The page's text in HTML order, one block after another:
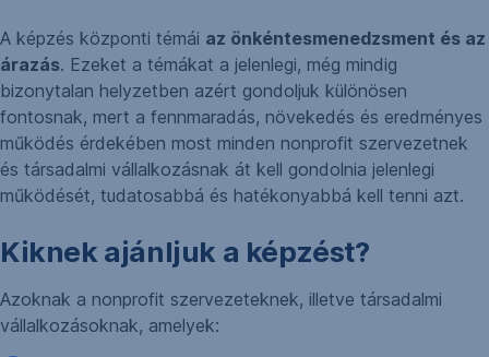
A képzés központi témái az önkéntesmenedzsment és az
árazás. Ezeket a témákat a jelenlegi, még mindig
bizonytalan helyzetben azért gondoljuk különösen
fontosnak, mert a fennmaradás, növekedés és eredményes
működés érdekében most minden nonprofit szervezetnek
és társadalmi vállalkozásnak át kell gondolnia jelenlegi
működését, tudatosabbá és hatékonyabbá kell tenni azt.
Kiknek ajánljuk a képzést?
Azoknak a nonprofit szervezeteknek, illetve társadalmi
vállalkozásoknak, amelyek: